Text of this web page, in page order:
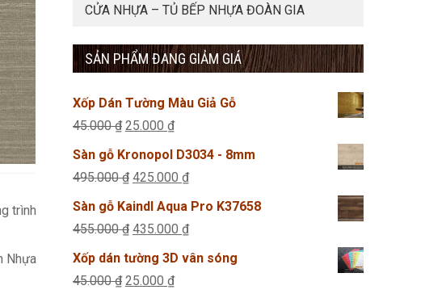
trình
Nhựa
CỬA NHỰA – TỦ BẾP NHỰA ĐOÀN GIA
SẢN PHẨM ĐANG GIẢM GIÁ
Xốp Dán Tường Màu Giả Gỗ
45.000₫ Giá
gốc
là:
25.000 ₫Giá
hiện
tại
25.000 ₫.
Sàn gỗ Kronopol D3034 - 8mm
495.000₫ Giá
gốc
là:
425.000 ₫Giá
hiện
tại
425.000 ₫.
Sàn gỗ Kaindl Aqua Pro K37658
455.000₫ Giá
gốc
là:
435.000 ₫Giá
hiện
Xốp dán tường 3D vân sóng
45.000₫ Giá
25.000 ₫Giá